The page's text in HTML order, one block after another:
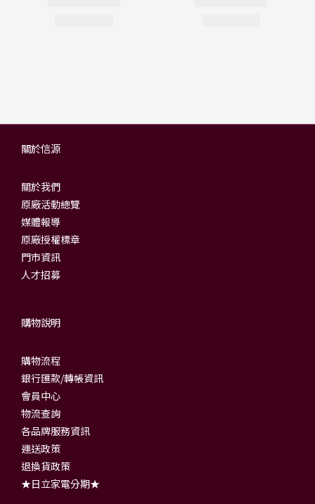
關於信源
關於我們
原廠活動總覽
媒體報導
原廠授權標章
門市資訊
人才招募
購物說明
購物流程
銀行匯款/轉帳資訊
會員中心
物流查詢
各品牌服務資訊
運送政策
退換貨政策
★日立家電分期★